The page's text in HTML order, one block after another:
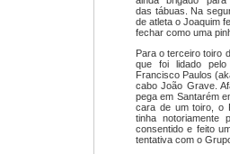
das tábuas. Na
de atleta o Joaquim
fechar como uma
Para o terceiro toiro
que foi lidado
Francisco Paulos
cabo João Grave.
pega em Santarém
cara de um toiro, o
tinha notoriamente
consentido e feito
tentativa com o